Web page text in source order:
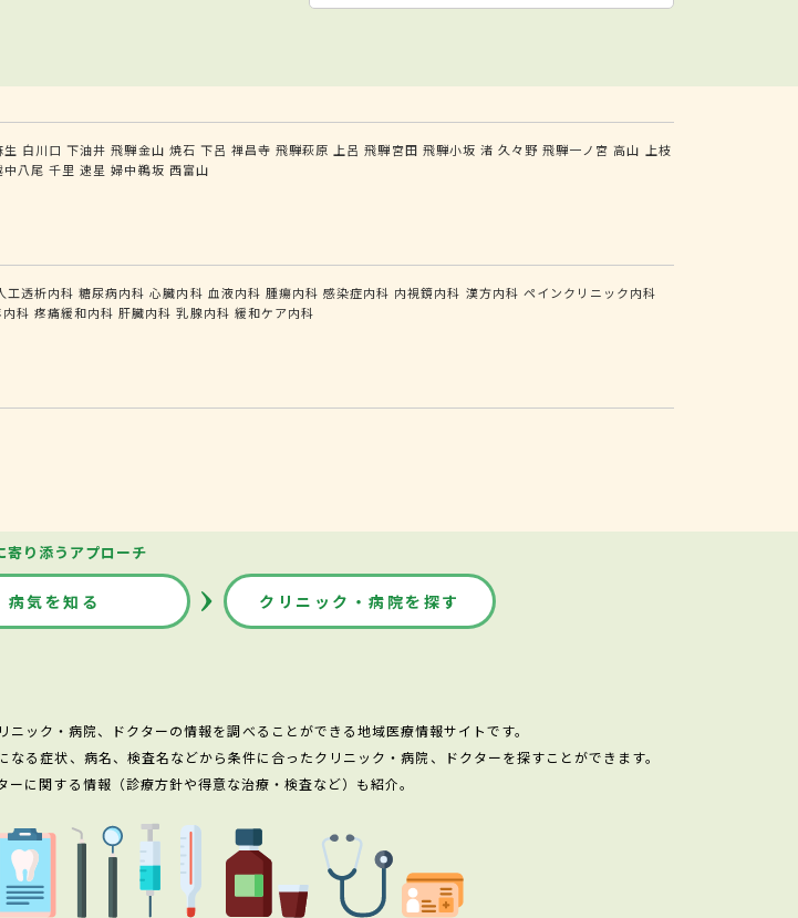
生 白川口 下油井 飛騨金山 焼石 下呂 禅昌寺 飛騨萩原 上呂 飛騨宮田 飛騨小坂 渚 久々野 飛騨一ノ宮 高山
上枝
中八尾 千里 速星 婦中鵜坂 西富山
工透析内科 糖尿病内科 心臓内科 血液内科 腫瘍内科 感染症内科 内視鏡内科 漢方内科 ペインクリニック内科
科 疼痛緩和内科 肝臓内科 乳腺内科 緩和ケア内科
寄り添うアプローチ
病気を知る クリニック・病院を探す
ック・病院、ドクターの情報を調べることができる地域医療情報サイトです。
る症状、病名、検査名などから条件に合ったクリニック・病院、ドクターを探すことができます。
に関する情報（診療方針や得意な治療・検査など）も紹介。